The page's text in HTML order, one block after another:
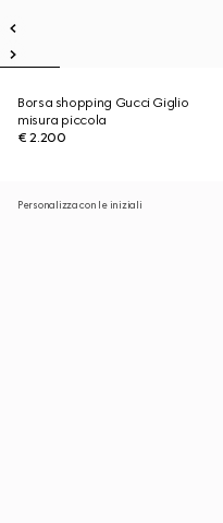
Borsa shopping Gucci Giglio
misura piccola
€ 2.200
Personalizza con le iniziali